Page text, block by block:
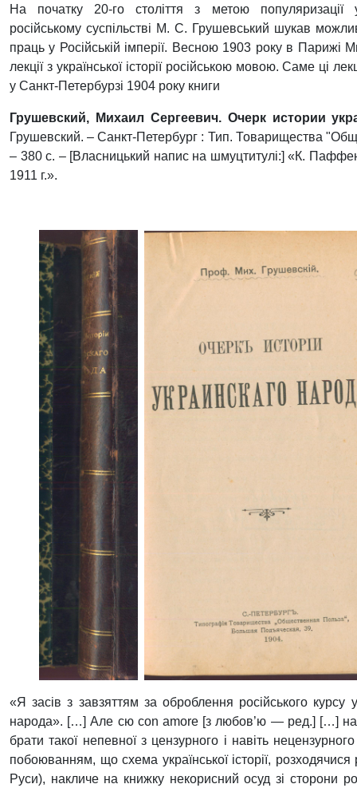
На початку 20-го століття з метою популяризації
російському суспільстві М. С. Грушевський шукав
праць у Російській імперії. Весною 1903 року в Парижі
лекції з української історії російською мовою. Саме ці
у Санкт-Петербурзі 1904 року книги
Грушевский, Михаил Сергеевич. Очерк истории
Грушевский. – Санкт-Петербург : Тип. Товарищества
– 380 с. – [Власницький напис на шмуцтитулі:] «К.
1911 г.».
«Я засів з завзяттям за оброблення російського курсу
народа». […] Але сю con amore [з любов’ю — ред.] […]
брати такої непевної з цензурного і навіть
побоюванням, що схема української історії,
Руси), накличе на книжку некорисний осуд зі сторони